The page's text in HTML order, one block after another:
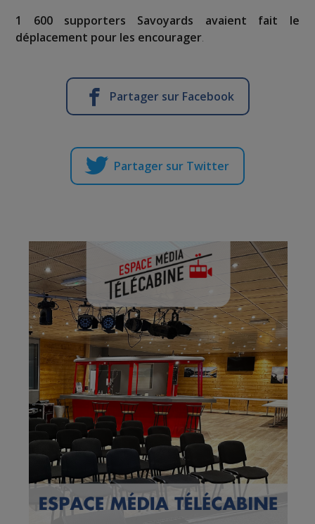
1 600 supporters Savoyards avaient fait le
déplacement pour les encourager.
Partager sur Facebook
Partager sur Twitter